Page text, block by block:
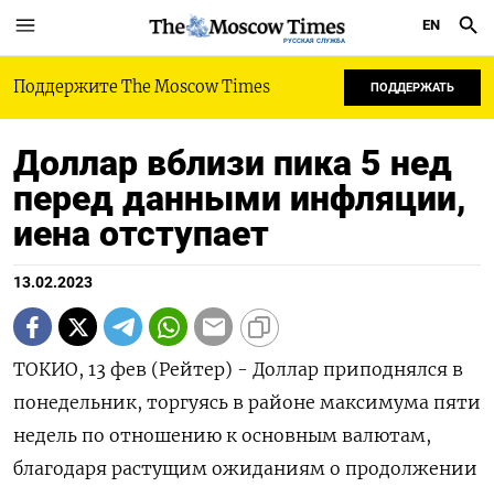
РУССКАЯ СЛУЖБА
EN
Поддержите The Moscow Times ПОДДЕРЖАТЬ
Доллар вблизи пика 5 нед
перед данными инфляции,
иена отступает
13.02.2023
ТОКИО, 13 фев (Рейтер) - Доллар приподнялся в
понедельник, торгуясь в районе максимума пяти
недель по отношению к основным валютам,
благодаря растущим ожиданиям о продолжении